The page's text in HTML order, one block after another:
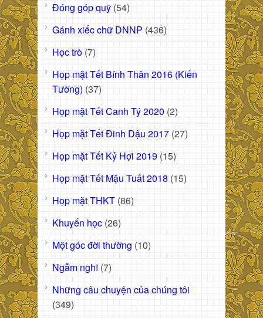
Đóng góp quỹ (54)
Gánh xiếc chữ DNNP (436)
Học trò (7)
Họp mặt Tết Bính Thân 2016 (Kiến
Tường) (37)
Họp mặt Tết Canh Tý 2020 (2)
Họp mặt Tết Đinh Dậu 2017 (27)
Họp mặt Tết Kỷ Hợi 2019 (15)
Họp mặt Tết Mậu Tuất 2018 (15)
Họp mặt THKT (86)
Khuyến học (26)
Một góc đời thường (10)
Ngẫm nghĩ(7)
Những câu chuyện của chúng tôi
(349)